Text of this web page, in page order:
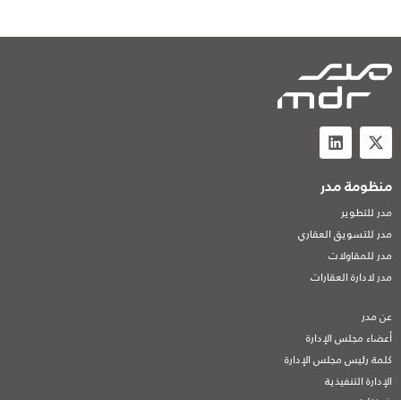
منظومة مدر
مدر للتطوير
مدر للتسويق العقاري
مدر للمقاولات
مدر لادارة العقارات
عن مدر
أعضاء مجلس الإدارة
كلمة رئيس مجلس الإدارة
الإدارة التنفيذية